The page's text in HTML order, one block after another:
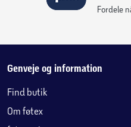
Fordele
Genveje og information
Find butik
Om føtex